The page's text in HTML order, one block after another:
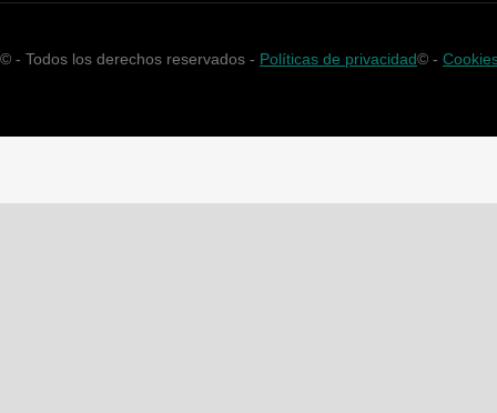
© - Todos los derechos reservados - Políticas de privacidad© -